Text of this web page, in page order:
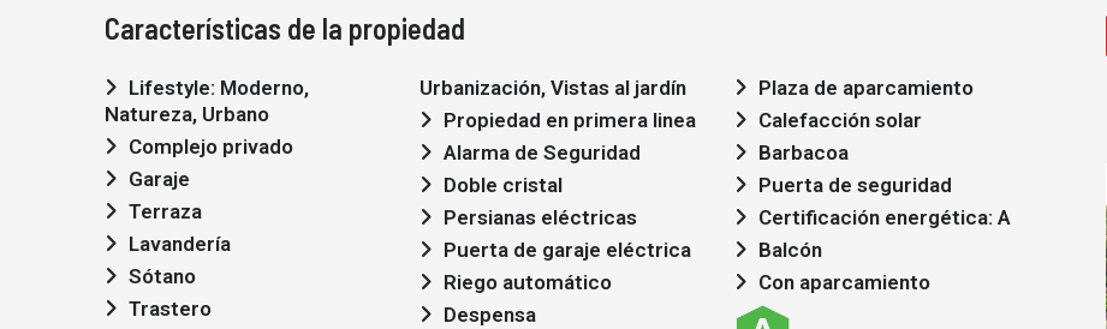
Características de la propiedad
Natureza, Urbano
Complejo privado
Garaje
Terraza
Lavandería
Sótano
Trastero
Urbanización, Vistas al jardín
Propiedad en primera linea
Alarma de Seguridad
Doble cristal
Persianas eléctricas
Puerta de garaje eléctrica
Riego automático
Despensa
Plaza de aparcamiento
Calefacción solar
Barbacoa
Puerta de seguridad
Certificación energética: A
Balcón
Con aparcamiento